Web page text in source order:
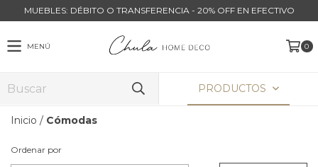
MUEBLES: DÉBITO O TRANSFERENCIA - 20% OFF EN EFECTIVO
MENÚ 0
PRODUCTOS
Inicio / Cómodas
Ordenar por